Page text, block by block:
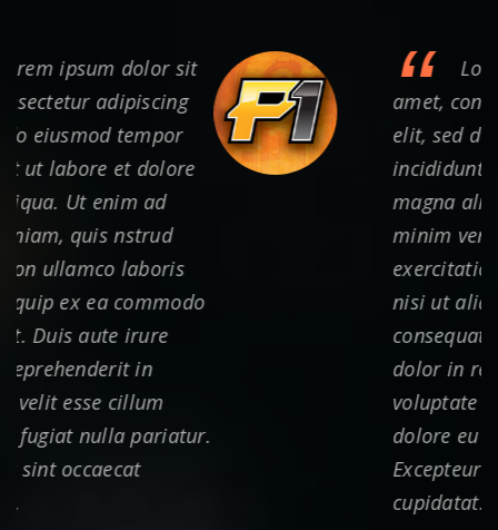
“
Lorem ipsum dolor sit
amet, consectetur adipiscing
elit, sed do eiusmod tempor
incididunt ut labore et dolore
magna aliqua. Ut enim ad
minim veniam, quis nstrud
exercitation ullamco laboris
nisi ut aliquip ex ea commodo
consequat. Duis aute irure
dolor in reprehenderit in
voluptate velit esse cillum
dolore eu fugiat nulla pariatur.
Excepteur sint occaecat